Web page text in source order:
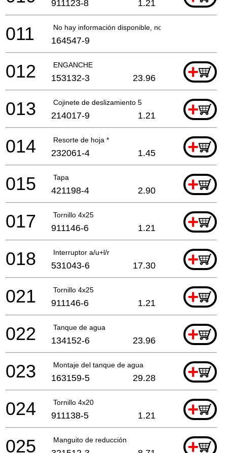
911123-8 1.21
No hay información disponible, no se puede pedir
011 164547-9
ENGANCHE +
012 153132-3 23.96
Cojinete de deslizamiento 5 +
013 214017-9 1.21
Resorte de hoja * +
014 232061-4 1.45
Tapa +
015 421198-4 2.90
Tornillo 4x25 +
017 911146-6 1.21
Interruptor a/u+l/r +
018 531043-6 17.30
Tornillo 4x25 +
021 911146-6 1.21
Tanque de agua +
022 134152-6 23.96
Montaje del tanque de agua +
023 163159-5 29.28
Tornillo 4x20 +
024 911138-5 1.21
Manguito de reducción +
025